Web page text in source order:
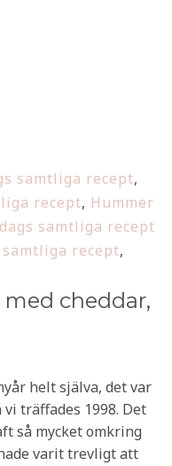
samtliga recept,
recept, Hummer
samtliga recept
recept,
cheddar,
helt själva, det var
träffades 1998. Det
så mycket omkring
varit trevligt att